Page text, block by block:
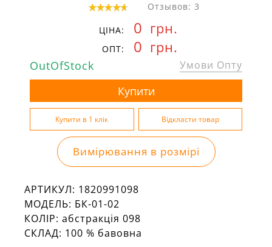
Отзывов: 3
ЦІНА: 0 грн.
ОПТ: 0 грн.
OutOfStock Умови Опту
Вимірювання в розмірі
АРТИКУЛ: 1820991098
МОДЕЛЬ: БК-01-02
КОЛІР: абстракція 098
СКЛАД: 100 % бавовна